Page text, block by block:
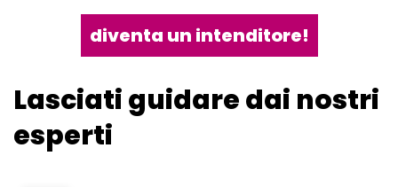
diventa un intenditore!
Lasciati guidare dai nostri
esperti